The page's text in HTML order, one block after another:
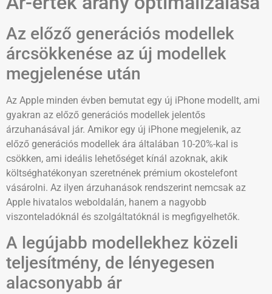
Az előző generációs modellek
árcsökkenése az új modellek
megjelenése után
Az Apple minden évben bemutat egy új iPhone modellt, ami
gyakran az előző generációs modellek jelentős
árzuhanásával jár. Amikor egy új iPhone megjelenik, az
előző generációs modellek ára általában 10-20%-kal is
csökken, ami ideális lehetőséget kínál azoknak, akik
költséghatékonyan szeretnének prémium okostelefont
vásárolni. Az ilyen árzuhanások rendszerint nemcsak az
Apple hivatalos weboldalán, hanem a nagyobb
viszonteladóknál és szolgáltatóknál is megfigyelhetők.
A legújabb modellekhez közeli
teljesítmény, de lényegesen
alacsonyabb ár